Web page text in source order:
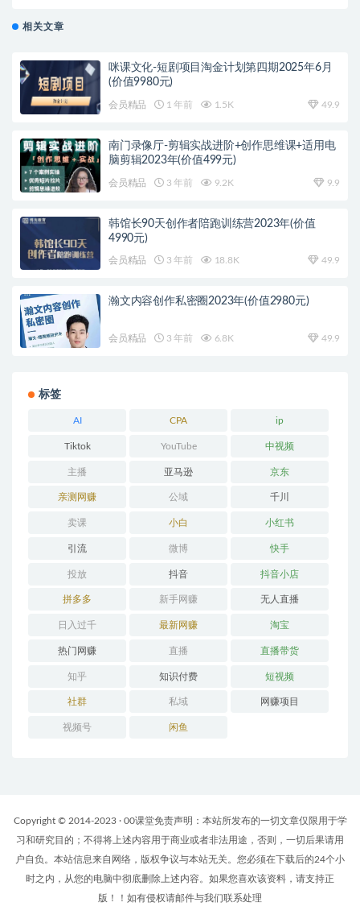
相关文章
咪课文化-短剧项目淘金计划第四期2025年6月
(价值9980元)
会员精品 1 年前 1.5K 49.9
南门录像厅-剪辑实战进阶+创作思维课+适用电
脑剪辑2023年(价值499元)
会员精品 3 年前 9.2K 9.9
韩馆长90天创作者陪跑训练营2023年(价值
4990元)
会员精品 3 年前 18.8K 49.9
瀚文内容创作私密圈2023年(价值2980元)
会员精品 3 年前 6.8K 49.9
标签
AI CPA ip
Tiktok YouTube 中视频
主播 亚马逊 京东
亲测网赚 公域 千川
卖课 小白 小红书
引流 微博 快手
投放 抖音 抖音小店
拼多多 新手网赚 无人直播
日入过千 最新网赚 淘宝
热门网赚 直播 直播带货
知乎 知识付费 短视频
社群 私域 网赚项目
视频号 闲鱼
Copyright © 2014-2023 · 00课堂免责声明：本站所发布的一切文章仅限用于学
习和研究目的；不得将上述内容用于商业或者非法用途，否则，一切后果请用
户自负。本站信息来自网络，版权争议与本站无关。您必须在下载后的24个小
时之内，从您的电脑中彻底删除上述内容。如果您喜欢该资料，请支持正
版！！如有侵权请邮件与我们联系处理